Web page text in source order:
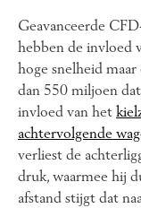
Geavanceerde
hebben de invloed
hoge snelheid
dan 550 miljoen
invloed van het
achtervolgende
verliest de
druk, waarmee hij
afstand stijgt dat